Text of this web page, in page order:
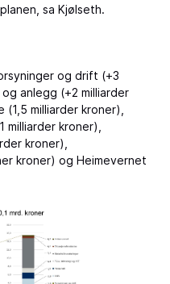
sa Kjølseth.
og drift (+3
anlegg (+2 milliarder
milliarder kroner),
milliarder kroner),
kroner),
kroner) og Heimevernet